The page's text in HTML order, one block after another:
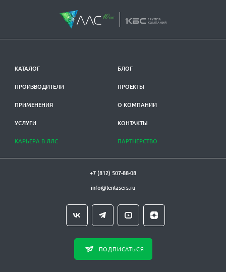
КАТАЛОГ
ПРОИЗВОДИТЕЛИ
ПРИМЕНЕНИЯ
УСЛУГИ
КАРЬЕРА В ЛЛС
БЛОГ
ПРОЕКТЫ
О КОМПАНИИ
КОНТАКТЫ
ПАРТНЕРСТВО
+7 (812) 507-88-08
info@lenlasers.ru
ПОДПИСАТЬСЯ